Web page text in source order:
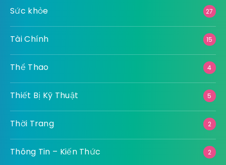
Sức khỏe 27
Tài Chính 15
Thể Thao 4
Thiết Bị Kỹ Thuật 5
Thời Trang 2
Thông Tin – Kiến Thức 2